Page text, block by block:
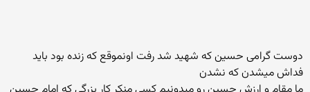
دوست گرامی حسین که شهید شد رفت اونموقع که زنده بود باید
فداش میشدن که نشدن